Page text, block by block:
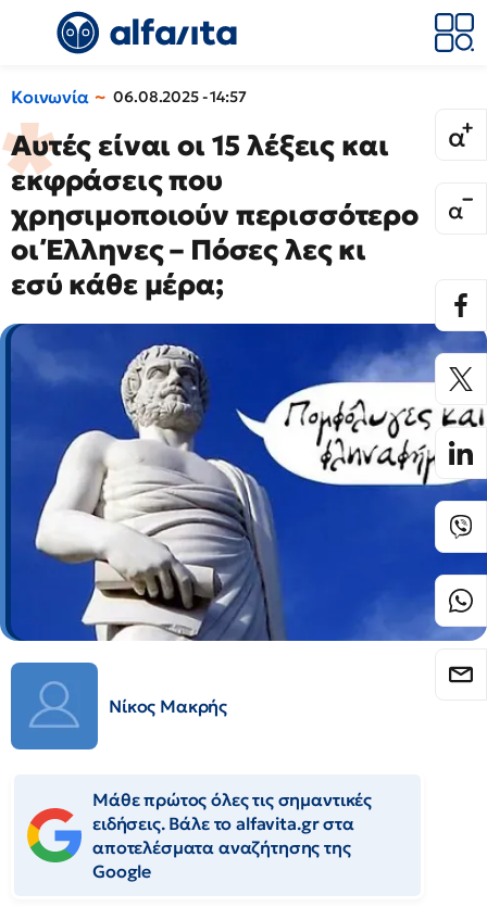
Κοινωνία 06.08.2025 - 14:57
Αυτές είναι οι 15 λέξεις και
εκφράσεις που
χρησιμοποιούν περισσότερο
οι Έλληνες – Πόσες λες κι
εσύ κάθε μέρα;
Νίκος Μακρής
Μάθε πρώτος όλες τις σημαντικές
ειδήσεις. Βάλε το alfavita.gr στα
αποτελέσματα αναζήτησης της
Google